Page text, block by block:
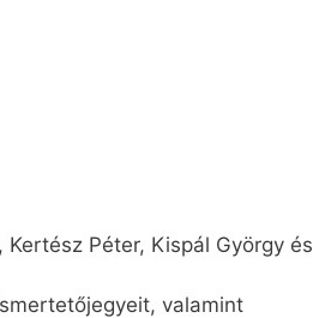
Péter, Kispál György és
valamint